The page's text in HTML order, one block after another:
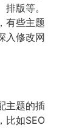
版等。
有些主题
入修改网
主题的插
比如SEO